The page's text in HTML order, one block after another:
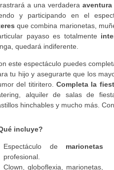
a una verdadera aventura
y participando en el
que combina marionetas,
payaso es totalmente
quedará indiferente.
este espectáculo puedes
tu hijo y asegurarte que los
del titiritero. Completa la
alquiler de salas de
hinchables y mucho más.
incluye?
Espectáculo de marionetas
profesional.
Clown, globoflexia, marionetas,